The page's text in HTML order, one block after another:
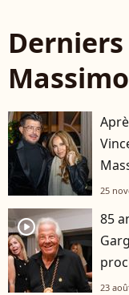
25
player2
85
23